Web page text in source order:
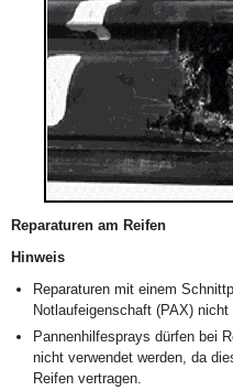
Reparaturen am Reifen
Hinweis
Reparaturen mit einem
Notlaufeigenschaft (PAX)
Pannenhilfesprays dürfen bei
nicht verwendet werden, da
Reifen vertragen.